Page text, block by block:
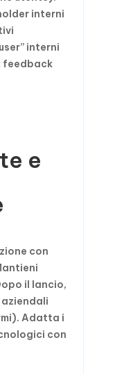
interni
interni
feedback
e
con
il lancio,
Adatta i
con